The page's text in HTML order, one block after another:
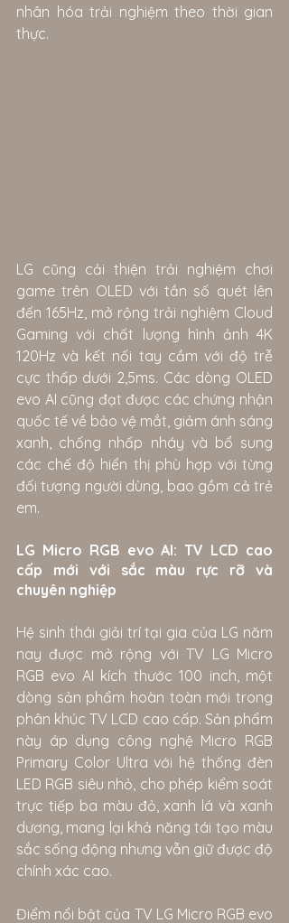
nhân hóa trải nghiệm theo thời gian
thực.
LG cũng cải thiện trải nghiệm chơi
game trên OLED với tần số quét lên
đến 165Hz, mở rộng trải nghiệm Cloud
Gaming với chất lượng hình ảnh 4K
120Hz và kết nối tay cầm với độ trễ
cực thấp dưới 2,5ms. Các dòng OLED
evo AI cũng đạt được các chứng nhận
quốc tế về bảo vệ mắt, giảm ánh sáng
xanh, chống nhấp nháy và bổ sung
các chế độ hiển thị phù hợp với từng
đối tượng người dùng, bao gồm cả trẻ
em.
LG Micro RGB evo AI: TV LCD cao
cấp mới với sắc màu rực rỡ và
chuyên nghiệp
Hệ sinh thái giải trí tại gia của LG năm
nay được mở rộng với TV LG Micro
RGB evo AI kích thước 100 inch, một
dòng sản phẩm hoàn toàn mới trong
phân khúc TV LCD cao cấp. Sản phẩm
này áp dụng công nghệ Micro RGB
Primary Color Ultra với hệ thống đèn
LED RGB siêu nhỏ, cho phép kiểm soát
trực tiếp ba màu đỏ, xanh lá và xanh
dương, mang lại khả năng tái tạo màu
sắc sống động nhưng vẫn giữ được độ
chính xác cao.
Điểm nổi bật của TV LG Micro RGB evo